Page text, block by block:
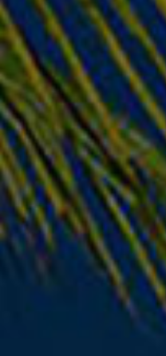
CONNECTORS / ADAPTERS
HP Pavilion dv7-
6000 SATA Hard
Disk Drive
Connector Cable
€29.80
€23.60
Παράδοση σε 1–3
ημέρες
- 31%